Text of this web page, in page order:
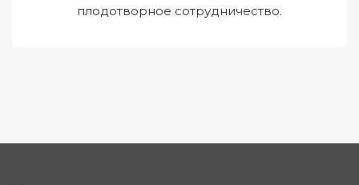
плодотворное сотрудничество.